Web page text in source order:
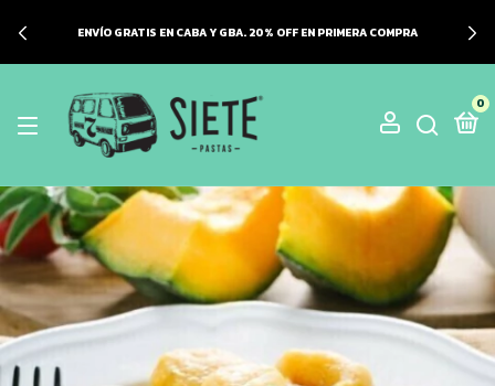
ENVÍO GRATIS EN CABA Y GBA. 20% OFF EN PRIMERA COMPRA
0